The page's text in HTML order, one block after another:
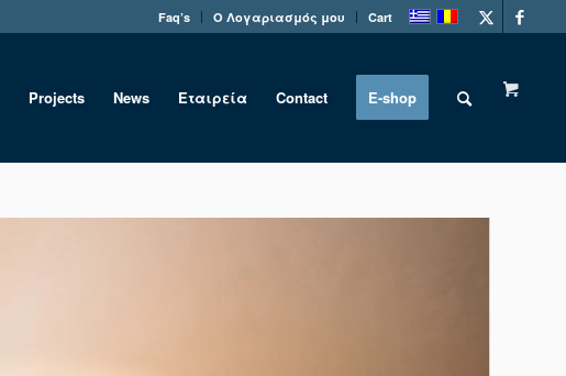
Faq’s Ο Λογαριασμός μου Cart
Projects News Εταιρεία Contact E-shop